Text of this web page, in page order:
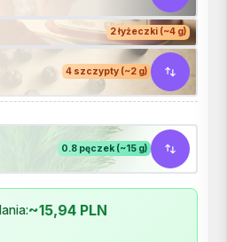
2 łyżeczki (~4 g)
4 szczypty (~2 g)
0.8 pęczek (~15 g)
~15,94 PLN